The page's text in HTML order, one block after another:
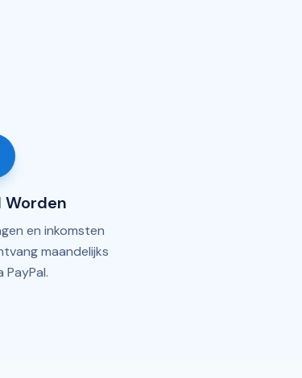
en inkomsten
maandelijks
PayPal.